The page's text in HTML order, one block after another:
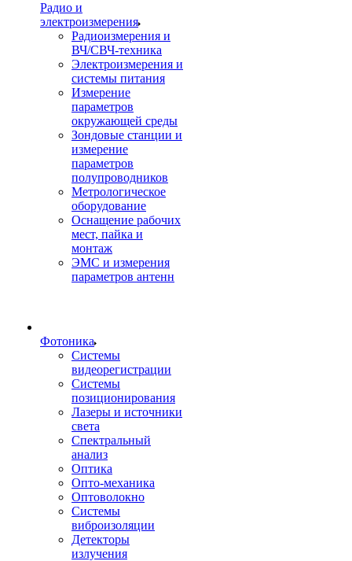
Радио и
электроизмерения
Радиоизмерения и
ВЧ/СВЧ-техника
Электроизмерения и
системы питания
Измерение
параметров
окружающей среды
Зондовые станции и
измерение
параметров
полупроводников
Метрологическое
оборудование
Оснащение рабочих
мест, пайка и
монтаж
ЭМС и измерения
параметров антенн
Фотоника
Cистемы
видеорегистрации
Системы
позиционирования
Лазеры и источники
света
Спектральный
анализ
Оптика
Опто-механика
Оптоволокно
Системы
виброизоляции
Детекторы
излучения